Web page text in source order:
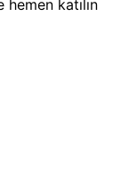
katılın